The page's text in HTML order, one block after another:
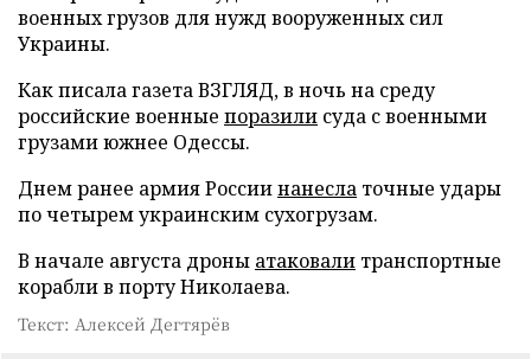
военных грузов для нужд вооруженных сил
Украины.
Как писала газета ВЗГЛЯД, в ночь на среду
российские военные поразили суда с военными
грузами южнее Одессы.
Днем ранее армия Россиинанесла точные удары
по четырем украинским сухогрузам.
В начале августа дроны атаковали транспортные
корабли в порту Николаева.
Текст: Алексей Дегтярёв